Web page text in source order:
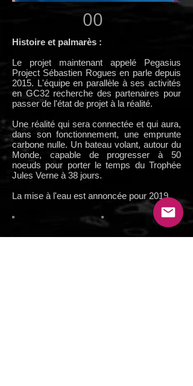
00
Histoire et palmarès :
Le projet maintenant appelé Pegasius
Project Sébastien Rogues en parle depuis
2015. L'équipe en parallèle à ses activités
en GC32 recherche des partenaires pour
passer de l'état de projet à la réalité.
Une réalité qui sera connectée et qui aura,
dans son fonctionnement, une emprunte
carbone nulle. Un bateau volant, autour du
Monde, capable de progresser à 50
noeuds pour porter le temps du Trophée
Jules Verne à 38 jours.
La mise à l'eau est annoncée pour 2019.